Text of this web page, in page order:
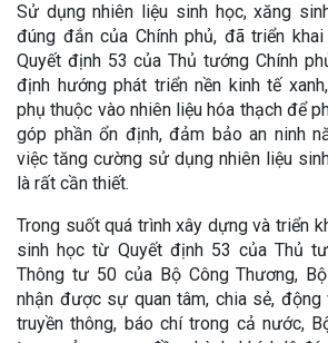
Sử dụng nhiên liệu sinh học, xăng
đúng đắn của Chính phủ, đã triển
Quyết định 53 của Thủ tướng Chính
định hướng phát triển nền kinh tế
phụ thuộc vào nhiên liệu hóa thạch để
góp phần ổn định, đảm bảo an ninh
việc tăng cường sử dụng nhiên liệu
là rất cần thiết.
Trong suốt quá trình xây dựng và triển
sinh học từ Quyết định 53 của Thủ
Thông tư 50 của Bộ Công Thương,
nhận được sự quan tâm, chia sẻ,
truyền thông, báo chí trong cả nước,